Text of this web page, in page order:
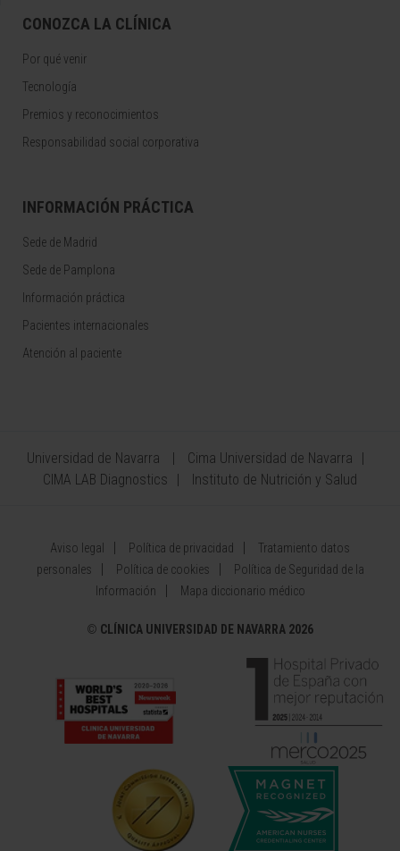
CONOZCA LA CLÍNICA
Por qué venir
Tecnología
Premios y reconocimientos
Responsabilidad social corporativa
INFORMACIÓN PRÁCTICA
Sede de Madrid
Sede de Pamplona
Información práctica
Pacientes internacionales
Atención al paciente
Universidad de Navarra
Cima Universidad de Navarra
CIMA LAB Diagnostics
Instituto de Nutrición y Salud
Aviso legal Política de privacidad
Tratamiento datos
personales
Política de cookies
Política de Seguridad de la
Información
Mapa diccionario médico
© CLÍNICA UNIVERSIDAD DE NAVARRA 2026